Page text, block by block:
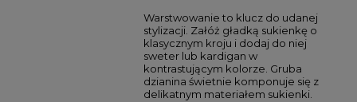
Warstwowanie to klucz do udanej
stylizacji. Załóż gładką sukienkę o
klasycznym kroju i dodaj do niej
sweter lub kardigan w
kontrastującym kolorze. Gruba
dzianina świetnie komponuje się z
delikatnym materiałem sukienki.